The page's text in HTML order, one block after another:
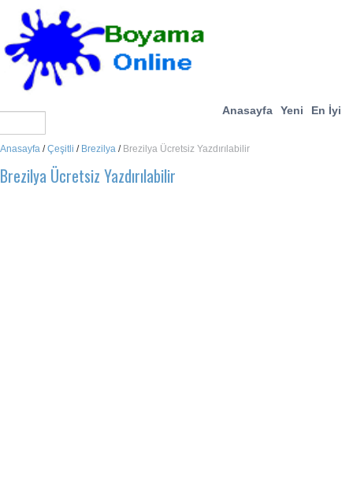
Anasayfa Yeni En İyi
Anasayfa /Çeşitli / Brezilya / Brezilya Ücretsiz Yazdırılabilir
Brezilya Ücretsiz Yazdırılabilir